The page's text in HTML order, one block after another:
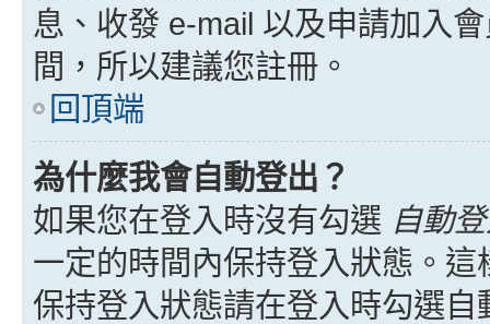
息、收發 e-mail 以及申請加入
間，所以建議您註冊。
回頂端
為什麼我會自動登出？
如果您在登入時沒有勾選 自動
一定的時間內保持登入狀態。
保持登入狀態請在登入時勾選